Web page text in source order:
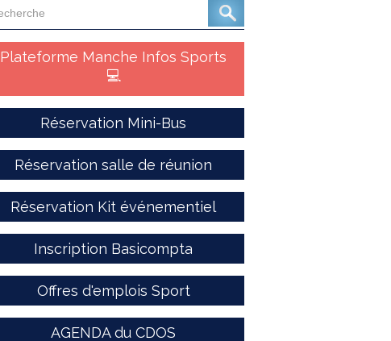
Plateforme Manche Infos Sports
💻
Réservation Mini-Bus
Réservation salle de réunion
Réservation Kit événementiel
Inscription Basicompta
Offres d'emplois Sport
AGENDA du CDOS